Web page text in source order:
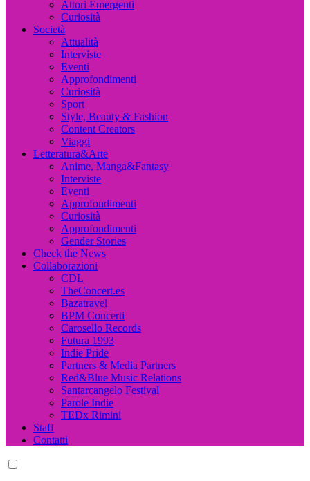
Attori Emergenti
Curiosità
Società
Attualità
Interviste
Eventi
Approfondimenti
Curiosità
Sport
Style, Beauty & Fashion
Content Creators
Viaggi
Letteratura&Arte
Anime, Manga&Fantasy
Interviste
Eventi
Approfondimenti
Curiosità
Approfondimenti
Gender Stories
Check the News
Collaborazioni
CDL
TheConcert.es
Bazatravel
BPM Concerti
Carosello Records
Futura 1993
Indie Pride
Partners & Media Partners
Red&Blue Music Relations
Santarcangelo Festival
Parole Indie
TEDx Rimini
Staff
Contatti